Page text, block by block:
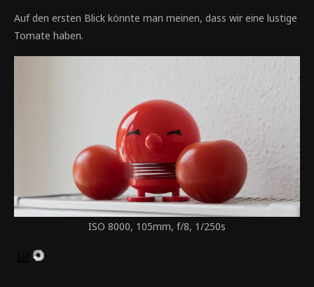
Auf den ersten Blick könnte man meinen, dass wir eine lustige
Tomate haben.
ISO 8000, 105mm, f/8, 1/250s